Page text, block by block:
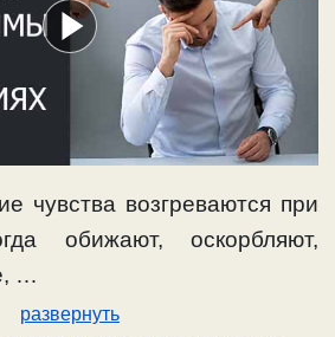
чувства возгреваются при
обижают, оскорбляют,
…
развернуть